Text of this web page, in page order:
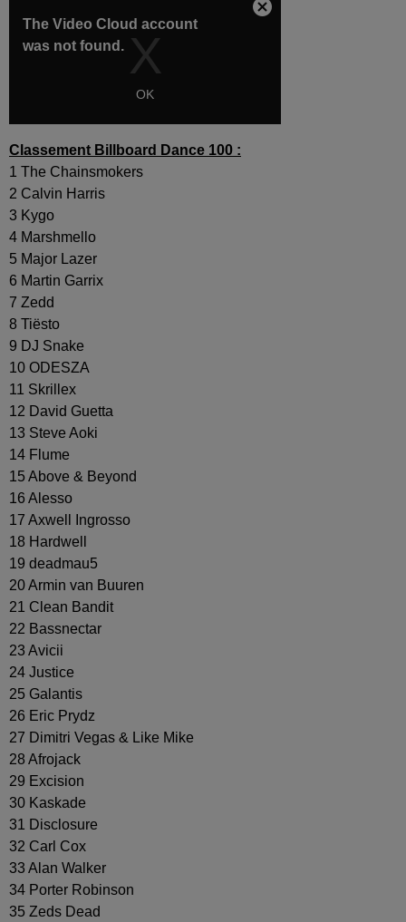
Classement Billboard Dance 100 :
1 The Chainsmokers
2 Calvin Harris
3 Kygo
4 Marshmello
5 Major Lazer
6 Martin Garrix
7 Zedd
8 Tiësto
9 DJ Snake
10 ODESZA
11 Skrillex
12 David Guetta
13 Steve Aoki
14 Flume
15 Above & Beyond
16 Alesso
17 Axwell Ingrosso
18 Hardwell
19 deadmau5
20 Armin van Buuren
21 Clean Bandit
22 Bassnectar
23 Avicii
24 Justice
25 Galantis
26 Eric Prydz
27 Dimitri Vegas & Like Mike
28 Afrojack
29 Excision
30 Kaskade
31 Disclosure
32 Carl Cox
33 Alan Walker
34 Porter Robinson
35 Zeds Dead